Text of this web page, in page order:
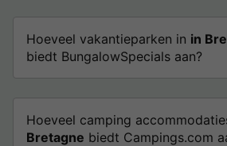
Hoeveel vakantieparken in in
biedt BungalowSpecials aan?
Hoeveel camping
Bretagne biedt Campings.com